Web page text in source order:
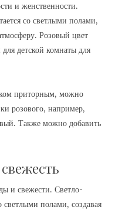
и женственности.
со светлыми полами,
Розовый цвет
детской комнаты для
приторным, можно
розового, например,
Также можно добавить
и свежести. Светло-
светлыми полами, создавая